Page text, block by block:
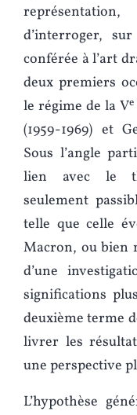
d’interroger,
conférée à l’art
deux premiers
le régime de la Ve
(1959-1969) et
Sous l’angle
lien avec le
seulement
telle que celle
Macron, ou bien
d’une
significations
deuxième terme
livrer les
une perspective
L’hypothèse